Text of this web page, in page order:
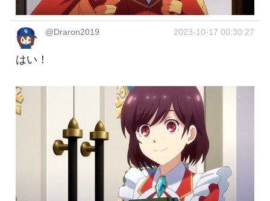
@Draron2019 2023-10-17 00:30:27
はい！